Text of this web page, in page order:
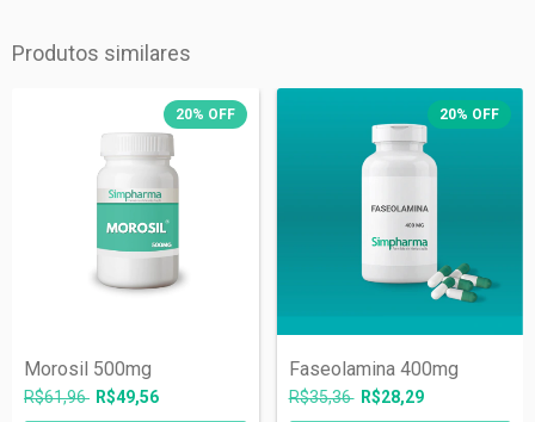
Produtos similares
20% OFF
Morosil 500mg
R$61,96 R$49,56
20% OFF
Faseolamina 400mg
R$35,36 R$28,29